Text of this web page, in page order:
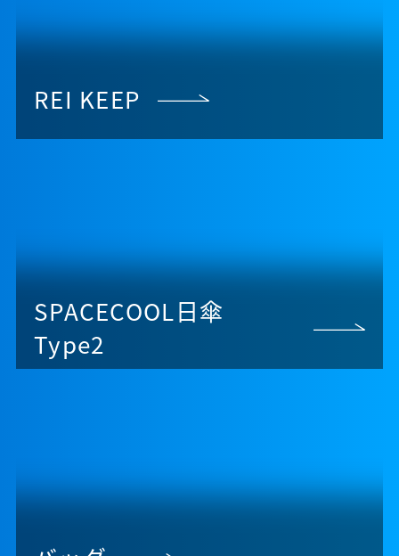
REI KEEP
SPACECOOL日傘
Type2